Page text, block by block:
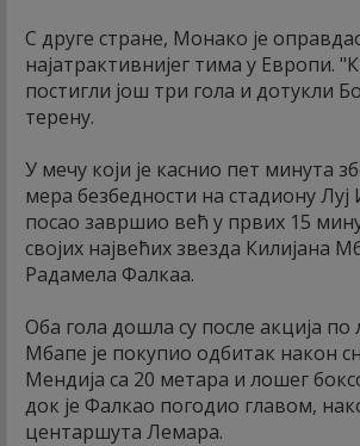
С друге стране, Монако је
најатрактивнијег тима у Европи.
постигли још три гола и дотукли
терену.
У мечу који је каснио пет минута
мера безбедности на стадиону
посао завршио већ у првих 15
својих највећих звезда Килијана
Радамела Фалкаа.
Оба гола дошла су после акција по
Мбапе је покупио одбитак након
Мендија са 20 метара и лошег
док је Фалкао погодио главом,
центаршута Лемара.